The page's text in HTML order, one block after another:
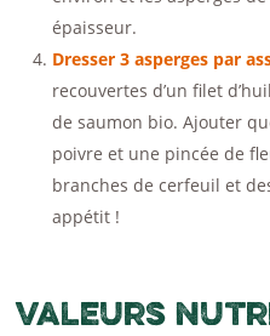
épaisseur.
Dresser 3 asperges par
recouvertes d’un filet
de saumon bio. Ajouter
poivre et une pincée de
branches de cerfeuil et
appétit !
Valeurs